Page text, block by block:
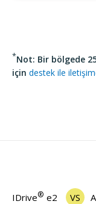
*Not: Bir bölgede
için destek ile
IDrive® e2 VS